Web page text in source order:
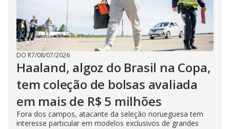
DO R7/08/07/2026
Haaland, algoz do Brasil na Copa,
tem coleção de bolsas avaliada
em mais de R$ 5 milhões
Fora dos campos, atacante da seleção norueguesa tem
interesse particular em modelos exclusivos de grandes